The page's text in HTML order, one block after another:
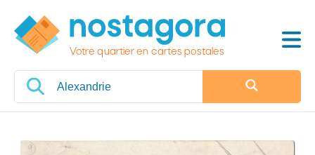
Votre quartier en cartes postales